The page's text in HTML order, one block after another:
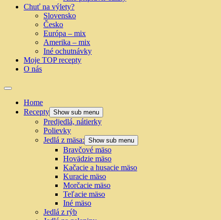
Chuť na výlety?
Slovensko
Česko
Európa – mix
Amerika – mix
Iné ochutnávky
Moje TOP recepty
O nás
Home
Recepty Show sub menu
Predjedlá, nátierky
Polievky
Jedlá z mäsa: Show sub menu
Bravčové mäso
Hovädzie mäso
Kačacie a husacie mäso
Kuracie mäso
Morčacie mäso
Teľacie mäso
Iné mäso
Jedlá z rýb